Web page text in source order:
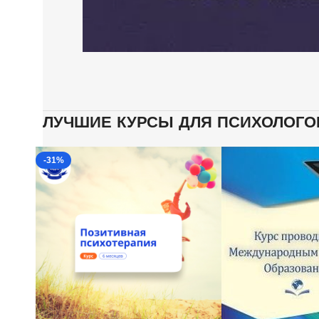
ЛУЧШИЕ КУРСЫ ДЛЯ
-31%